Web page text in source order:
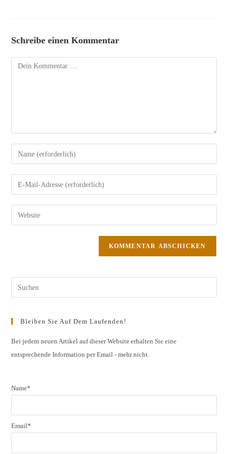
Schreibe einen Kommentar
Kommentar
Gib
deinen
oder
Benutzernamen
Gib
deine
Mail-
ein
Gib
deine
Bleiben Sie Auf Dem Laufenden!
Bei jedem neuen Artikel auf dieser Website erhalten Sie eine
entsprechende Information per Email - mehr nicht.
Name*
Email*